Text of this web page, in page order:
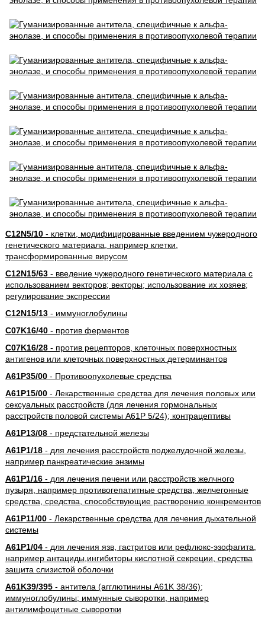
C12N5/10- клетки, модифицированные введением чужеродного
генетического материала, например клетки,
трансформированные вирусом
C12N15/63- введение чужеродного генетического материала с
использованием векторов; векторы; использование их хозяев;
регулирование экспрессии
C12N15/13- иммуноглобулины
C07K16/40- против ферментов
C07K16/28- против рецепторов, клеточных поверхностных
антигенов или клеточных поверхностных детерминантов
A61P35/00- Противоопухолевые средства
A61P15/00- Лекарственные средства для лечения половых или
сексуальных расстройств (для лечения гормональных
расстройств половой системы A61P 5/24); контрацептивы
A61P13/08- предстательной железы
A61P1/18- для лечения расстройств поджелудочной железы,
например панкреатические энзимы
A61P1/16- для лечения печени или расстройств желчного
пузыря, например противогепатитные средства, желчегонные
средства, средства, способствующие растворению конкрементов
A61P11/00- Лекарственные средства для лечения дыхательной
системы
A61P1/04- для лечения язв, гастритов или рефлюкс-эзофагита,
например антациды,ингибиторы кислотной секреции, средства
защита слизистой оболочки
A61K39/395- антитела (агглютинины A61K 38/36);
иммуноглобулины; иммунные сыворотки, например
антилимфоцитные сыворотки